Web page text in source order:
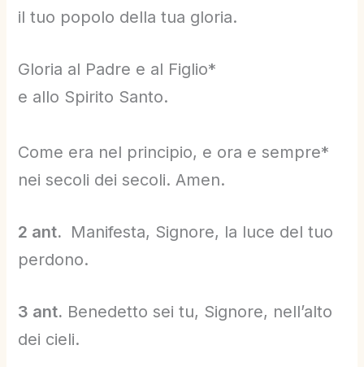
il tuo popolo della tua gloria.
Gloria al Padre e al Figlio*
e allo Spirito Santo.
Come era nel principio, e ora e sempre*
nei secoli dei secoli. Amen.
2 ant. Manifesta, Signore, la luce del tuo
perdono.
3 ant. Benedetto sei tu, Signore, nell’alto
dei cieli.